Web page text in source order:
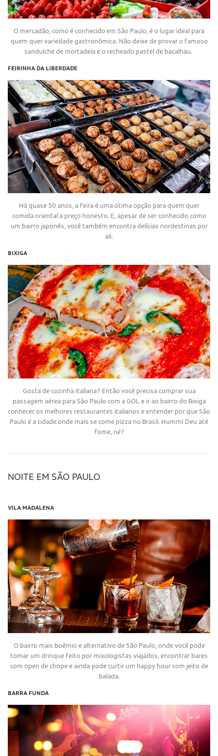
O mercadão, como é conhecido em São Paulo, é o lugar ideal para
quem quer variedade gastronômica. Não deixe de provar o famoso
sanduíche de mortadela e o recheado pastel de bacalhau.
FEIRINHA DA LIBERDADE
Há quase 50 anos, a feira é uma ótima opção para quem quer
comida oriental a preço honesto. E, apesar de ser conhecido como
um bairro japonês, você também encontra delícias nordestinas por
ali.
BIXIGA
Gosta de cozinha italiana? Então você precisa comprar sua
passagem aérea para Sâo Paulo com a GOL e ir ao bairro do Bixiga
conhecer os melhores restaurantes italianos e entender por que São
Paulo é a cidade onde mais se come pizza no Brasil. Humm! Deu até
fome, né?
NOITE EM SÃO PAULO
VILA MADALENA
O bairro mais boêmio e alternativo de São Paulo, onde você pode
tomar um drinque feito por mixologistas viajados, encontrar bares
com open de chope e ainda pode curtir um happy hour com jeito de
balada.
BARRA FUNDA